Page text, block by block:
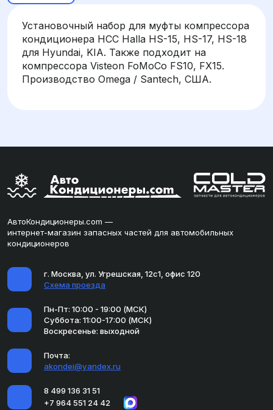
Установочный набор для муфты компрессора
кондиционера HCC Halla HS-15, HS-17, HS-18
для Hyundai, KIA. Также подходит на
компрессора Visteon FoMoCo FS10, FX15.
Производство Omega / Santech, США.
АвтоКондиционеры.com —
интернет-магазин запасных частей для автомобильных
кондиционеров
г. Москва, ул. Угрешская, 12с1, офис 120
Схема проезда
Пн-Пт: 10:00 - 19:00 (МСК)
Суббота: 11:00-17:00 (МСК)
Воскресенье: выходной
Почта:
akondei@yandex.ru
8 499 136 31 51
+7 964 551 24 42